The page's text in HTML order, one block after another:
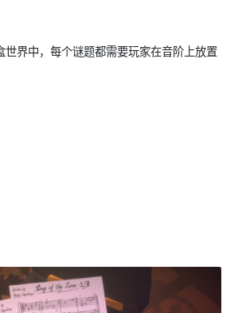
界中，每个谜题都需要玩家在音阶上放置